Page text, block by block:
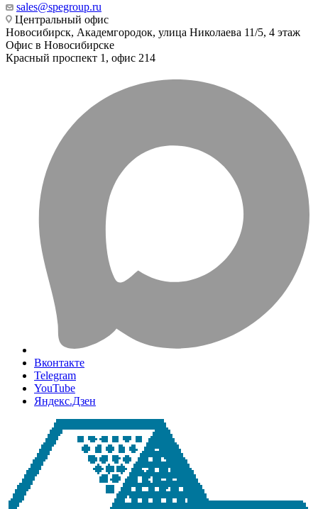
sales@spegroup.ru
Центральный офис
Новосибирск, Академгородок, улица Николаева 11/5, 4 этаж
Офис в Новосибирске
Красный проспект 1, офис 214
Вконтакте
Telegram
YouTube
Яндекс.Дзен